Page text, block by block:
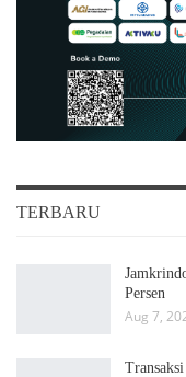
TERBARU
Persen
Aug 7,